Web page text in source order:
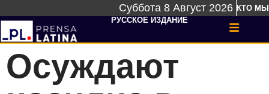
Суббота 8 Август 2026 КТО МЫ
РУССКОЕ ИЗДАНИЕ
Осуждают